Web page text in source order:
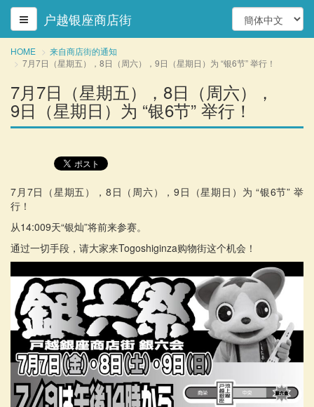
户越银座商店街
HOME
来自商店街的通知
7月7日（星期五），8日（周六），9日（星期日）为 “银6节” 举行！
7月7日（星期五），8日（周六），
9日（星期日）为 “银6节” 举行！
7月7日（星期五），8日（周六），9日（星期日）为 “银6节” 举
行！
从14:009天“银灿”将前来参赛。
通过一切手段，请大家来Togoshiginza购物街这个机会！